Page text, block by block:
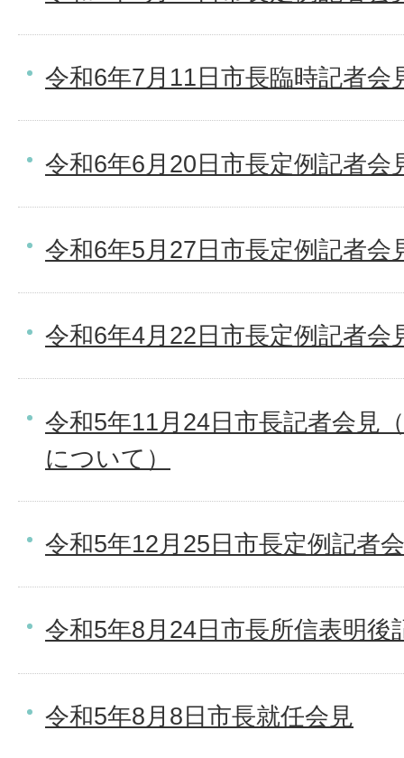
令和6年7月11日市長臨時記者会
令和6年6月20日市長定例記者会
令和6年5月27日市長定例記者会
令和6年4月22日市長定例記者会
令和5年11月24日市長記者会見
について）
令和5年12月25日市長定例記者
令和5年8月24日市長所信表明後
令和5年8月8日市長就任会見